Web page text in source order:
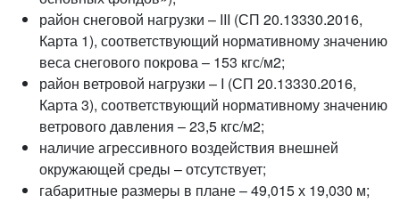
район снеговой нагрузки – III (СП 20.13330.2016,
Карта 1), соответствующий нормативному значению
веса снегового покрова – 153 кгс/м2;
район ветровой нагрузки – I (СП 20.13330.2016,
Карта 3), соответствующий нормативному значению
ветрового давления – 23,5 кгс/м2;
наличие агрессивного воздействия внешней
окружающей среды – отсутствует;
габаритные размеры в плане – 49,015 х 19,030 м;